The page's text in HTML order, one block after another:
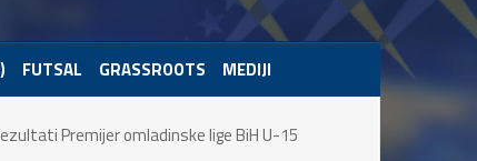
FUTSAL GRASSROOTS MEDIJI
Premijer omladinske lige BiH U-15